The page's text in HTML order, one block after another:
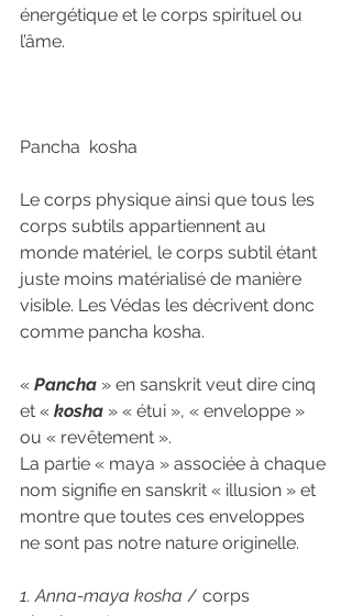
énergétique et le corps spirituel ou
l’âme.
Pancha  kosha
Le corps physique ainsi que tous les
corps subtils appartiennent au
monde matériel, le corps subtil étant
juste moins matérialisé de manière
visible. Les Védas les décrivent donc
comme pancha kosha.
« Pancha » en sanskrit veut dire cinq
et « kosha » « étui », « enveloppe »
ou « revêtement ».
La partie « maya » associée à chaque
nom signifie en sanskrit « illusion » et
montre que toutes ces enveloppes
ne sont pas notre nature originelle.
1. Anna-maya kosha / corps